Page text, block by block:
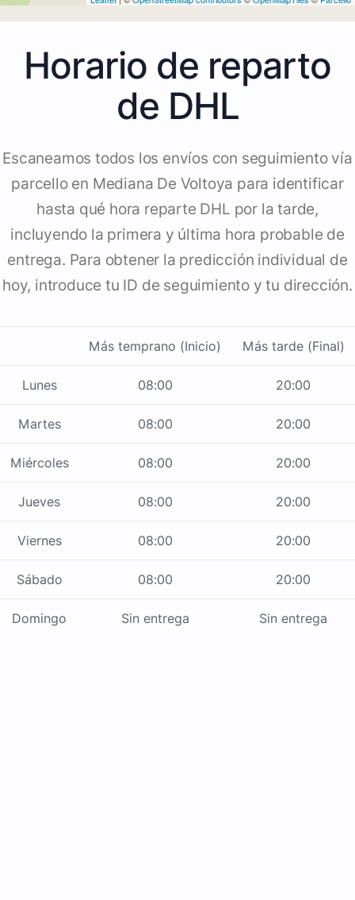
Horario de reparto
de DHL
Escaneamos todos los envíos con seguimiento vía
parcello en Mediana De Voltoya para identificar
hasta qué hora reparte DHL por la tarde,
incluyendo la primera y última hora probable de
entrega. Para obtener la predicción individual de
hoy, introduce tu ID de seguimiento y tu dirección.
Más temprano (Inicio) Más tarde (Final)
Lunes 08:00 20:00
Martes 08:00 20:00
Miércoles 08:00 20:00
Jueves 08:00 20:00
Viernes 08:00 20:00
Sábado 08:00 20:00
Domingo Sin entrega Sin entrega